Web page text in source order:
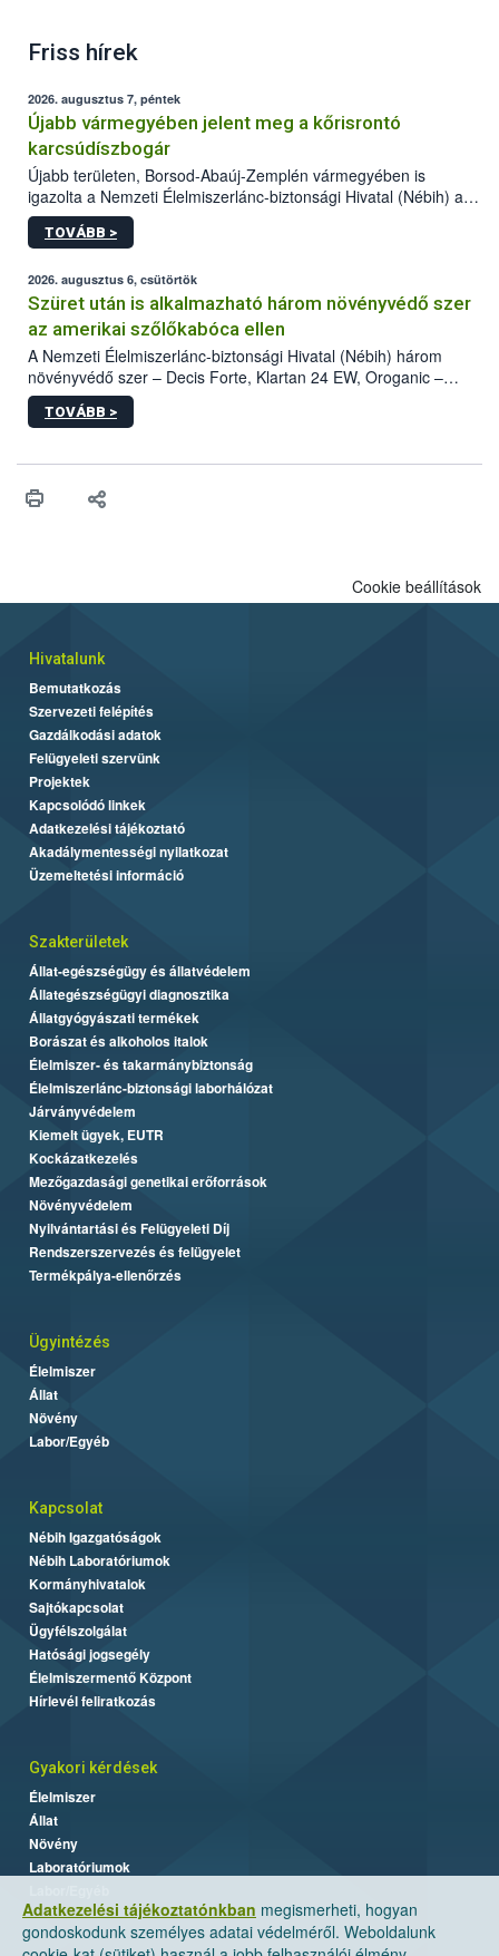
Friss hírek
2026. augusztus 7, péntek
Újabb vármegyében jelent meg a kőrisrontó
karcsúdíszbogár
Újabb területen, Borsod-Abaúj-Zemplén vármegyében is
igazolta a Nemzeti Élelmiszerlánc-biztonsági Hivatal (Nébih) a
kőrisrontó karcsúdíszbogár (Agrilus planipennis) jelenlétét. A
kártevőt nem csak színcsapdában találták meg, de már fertőzött
az intenzív felderítést, emellett az intézkedéseket a szlovák
hatósággal is összehangolják a terjedés megállítása érdekében.
TOVÁBB >
2026. augusztus 6, csütörtök
Szüret után is alkalmazható három növényvédő szer
az amerikai szőlőkabóca ellen
A Nemzeti Élelmiszerlánc-biztonsági Hivatal (Nébih) három
növényvédő szer – Decis Forte, Klartan 24 EW, Oroganic –
engedélyokiratát módosította, így azok a szüretet követően,
egészen a vesszőérettség (BBCH 91) stádiumáig
érésű szőlőkben is legyen lehetőség a károsító elleni további
felhasználók számára is elérhető és ökológiai termesztésben is
TOVÁBB >
Adatkezelési tájékoztatónkban megismerheti, hogyan
gondoskodunk személyes adatai védelméről. Weboldalunk
Cookie beállítások
Hivatalunk
Bemutatkozás
Szervezeti felépítés
Gazdálkodási adatok
Felügyeleti szervünk
Projektek
Kapcsolódó linkek
Adatkezelési tájékoztató
Akadálymentességi nyilatkozat
Üzemeltetési információ
Szakterületek
Állat-egészségügy és állatvédelem
Állategészségügyi diagnosztika
Állatgyógyászati termékek
Borászat és alkoholos italok
Élelmiszer- és takarmánybiztonság
Élelmiszerlánc-biztonsági laborhálózat
Járványvédelem
Kiemelt ügyek, EUTR
Kockázatkezelés
Mezőgazdasági genetikai erőforrások
Növényvédelem
Nyilvántartási és Felügyeleti Díj
Rendszerszervezés és felügyelet
Termékpálya-ellenőrzés
Ügyintézés
Élelmiszer
Állat
Növény
Labor/Egyéb
Kapcsolat
Nébih Igazgatóságok
Nébih Laboratóriumok
Kormányhivatalok
Sajtókapcsolat
Ügyfélszolgálat
Hatósági jogsegély
Élelmiszermentő Központ
Hírlevél feliratkozás
Gyakori kérdések
Élelmiszer
Állat
Növény
Laboratóriumok